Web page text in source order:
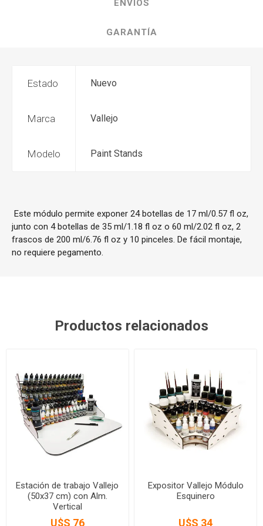
ENVÍOS
GARANTÍA
Estado Nuevo
Marca Vallejo
Modelo Paint Stands
Este módulo permite exponer 24 botellas de 17 ml/0.57 fl oz,
junto con 4 botellas de 35 ml/1.18 fl oz o 60 ml/2.02 fl oz, 2
frascos de 200 ml/6.76 fl oz y 10 pinceles. De fácil montaje,
no requiere pegamento.
Productos relacionados
Estación de trabajo Vallejo
(50x37 cm) con Alm.
Vertical
U$S 76
Expositor Vallejo Módulo
Esquinero
U$S 34